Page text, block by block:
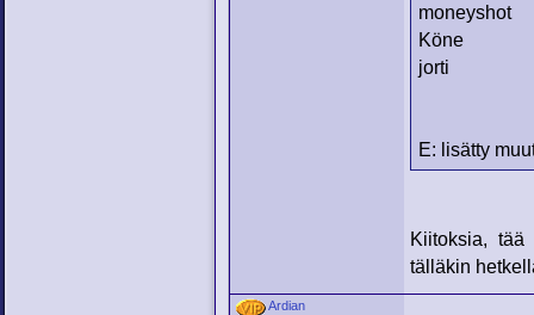
moneyshot
Köne
jorti
E: lisätty
Kiitoksia,
tälläkin
Ardian